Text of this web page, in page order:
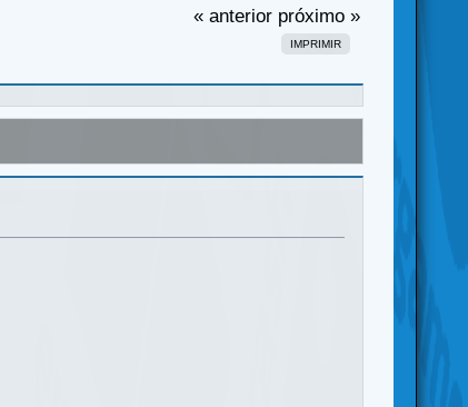
« anterior próximo »
IMPRIMIR